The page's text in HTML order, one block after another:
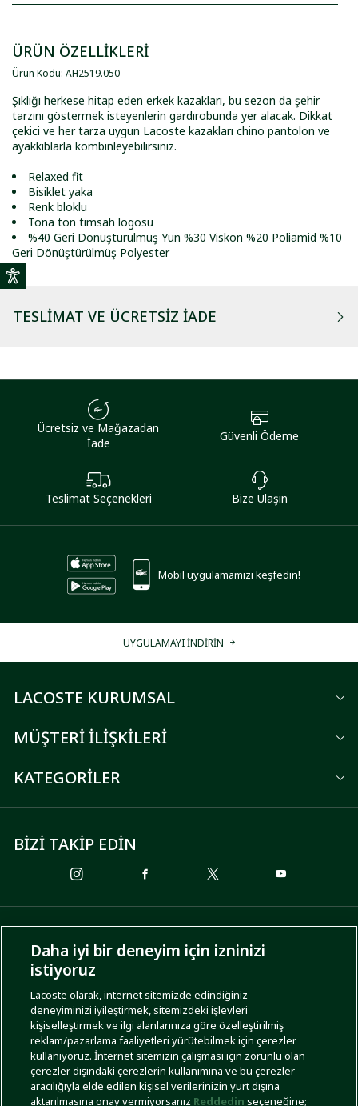
ÜRÜN ÖZELLİKLERİ
Ürün Kodu: AH2519.050
Şıklığı herkese hitap eden erkek kazakları, bu sezon da şehir
tarzını göstermek isteyenlerin gardırobunda yer alacak. Dikkat
çekici ve her tarza uygun Lacoste kazakları chino pantolon ve
ayakkıblarla kombinleyebilirsiniz.
Relaxed fit
Bisiklet yaka
Renk bloklu
Tona ton timsah logosu
%40 Geri Dönüştürülmüş Yün %30 Viskon %20 Poliamid %10
Geri Dönüştürülmüş Polyester
TESLIMAT VE ÜCRETSIZ İADE
Ücretsiz ve Mağazadan
İade
Güvenli Ödeme
Teslimat Seçenekleri Bize Ulaşın
Mobil uygulamamızı keşfedin!
UYGULAMAYI İNDİRİN
LACOSTE KURUMSAL
MÜŞTERİ İLİŞKİLERİ
KATEGORİLER
BİZİ TAKİP EDİN
ÖDEME SEÇENEKLERİ
KARGO SEÇENEKLERİ
Daha iyi bir deneyim için izninizi
istiyoruz
Lacoste olarak, internet sitemizde edindiğiniz
deneyiminizi iyileştirmek, sitemizdeki işlevleri
kişiselleştirmek ve ilgi alanlarınıza göre özelleştirilmiş
reklam/pazarlama faaliyetleri yürütebilmek için çerezler
kullanıyoruz. İnternet sitemizin çalışması için zorunlu olan
çerezler dışındaki çerezlerin kullanımına ve bu çerezler
aracılığıyla elde edilen kişisel verilerinizin yurt dışına
aktarılmasına onay vermiyorsanız Reddedin seçeneğine;